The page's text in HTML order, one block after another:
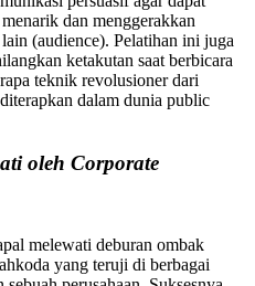
dan menggerakkan
(audience). Pelatihan ini juga
ketakutan saat berbicara
teknik revolusioner dari
dalam dunia public
oleh Corporate
melewati deburan ombak
yang teruji di berbagai